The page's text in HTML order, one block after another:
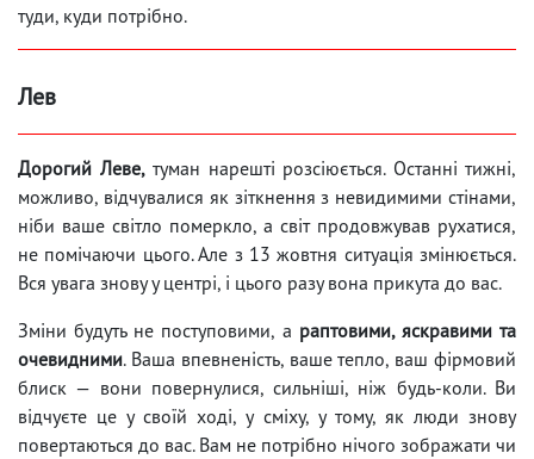
туди, куди потрібно.
Лев
Дорогий Леве,туман нарешті розсіюється. Останні тижні,
можливо, відчувалися як зіткнення з невидимими стінами,
ніби ваше світло померкло, а світ продовжував рухатися,
не помічаючи цього. Але з 13 жовтня ситуація змінюється.
Вся увага знову у центрі, і цього разу вона прикута до вас.
Зміни будуть не поступовими, а раптовими, яскравими та
очевидними. Ваша впевненість, ваше тепло, ваш фірмовий
блиск — вони повернулися, сильніші, ніж будь-коли. Ви
відчуєте це у своїй ході, у сміху, у тому, як люди знову
повертаються до вас. Вам не потрібно нічого зображати чи